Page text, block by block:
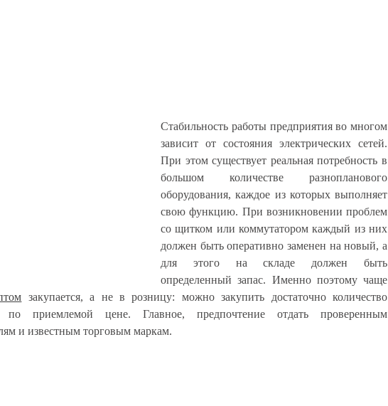
Стабильность работы предприятия во многом
зависит от состояния электрических сетей.
При этом существует реальная потребность в
большом количестве разнопланового
оборудования, каждое из которых выполняет
свою функцию. При возникновении проблем
со щитком или коммутатором каждый из них
должен быть оперативно заменен на новый, а
для этого на складе должен быть
определенный запас. Именно поэтому чаще
закупается, а не в розницу: можно закупить достаточно количество
приемлемой цене. Главное, предпочтение отдать проверенным
и известным торговым маркам.